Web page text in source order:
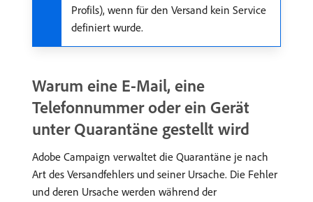
Profils), wenn für den Versand kein Service
definiert wurde.
Warum eine E-Mail, eine
Telefonnummer oder ein Gerät
unter Quarantäne gestellt wird
Adobe Campaign verwaltet die Quarantäne je nach
Art des Versandfehlers und seiner Ursache. Die Fehler
und deren Ursache werden während der